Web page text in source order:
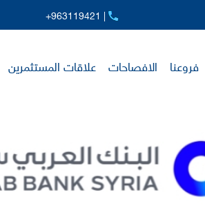
+963119421 |
فروعنا الافصاحات علاقات المستثمرين